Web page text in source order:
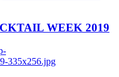
WEEK 2019
335x256.jpg